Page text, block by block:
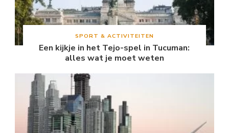
SPORT & ACTIVITEITEN
Een kijkje in het Tejo-spel in Tucuman:
alles wat je moet weten